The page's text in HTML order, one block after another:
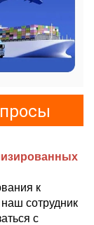
к
наш сотрудник
с